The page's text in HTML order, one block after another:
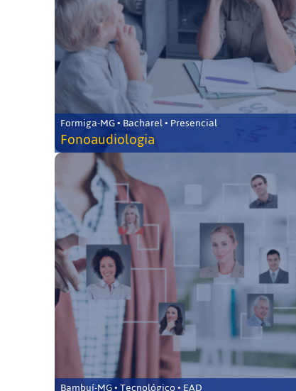
Formiga-MG • Bacharel • Presencial
Fonoaudiologia